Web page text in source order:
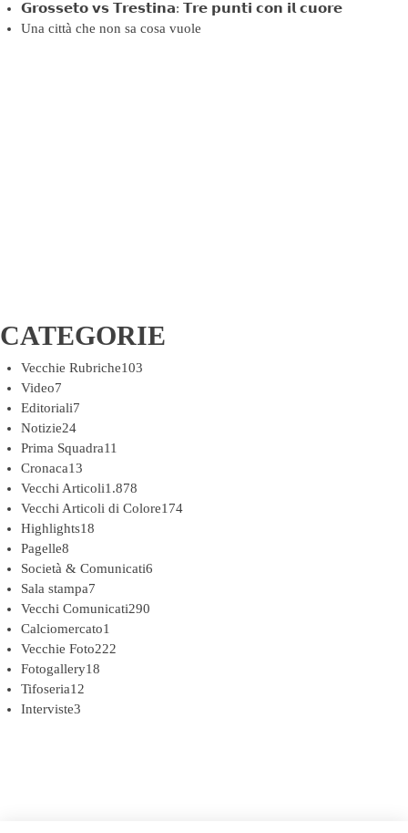
𝗚𝗿𝗼𝘀𝘀𝗲𝘁𝗼 𝘃𝘀 𝗧𝗿𝗲𝘀𝘁𝗶𝗻𝗮: 𝗧𝗿𝗲 𝗽𝘂𝗻𝘁𝗶 𝗰𝗼𝗻 𝗶𝗹 𝗰𝘂𝗼𝗿𝗲
Una città che non sa cosa vuole
CATEGORIE
Vecchie Rubriche103
Video7
Editoriali7
Notizie24
Prima Squadra11
Cronaca13
Vecchi Articoli1.878
Vecchi Articoli di Colore174
Highlights18
Pagelle8
Società & Comunicati6
Sala stampa7
Vecchi Comunicati290
Calciomercato1
Vecchie Foto222
Fotogallery18
Tifoseria12
Interviste3